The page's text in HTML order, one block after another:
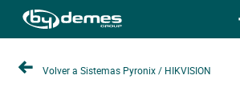
Volver a Sistemas Pyronix / HIKVISION